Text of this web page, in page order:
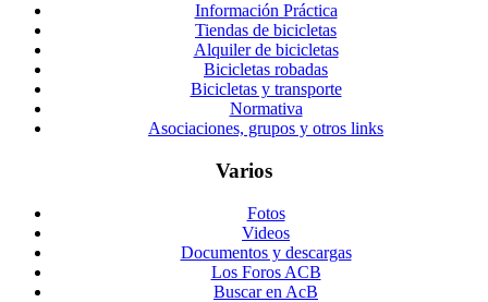
Información Práctica
Tiendas de bicicletas
Alquiler de bicicletas
Bicicletas robadas
Bicicletas y transporte
Normativa
Asociaciones, grupos y otros links
Varios
Fotos
Videos
Documentos y descargas
Los Foros ACB
Buscar en AcB